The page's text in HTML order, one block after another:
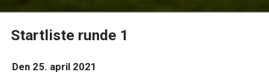
Startliste runde 1
Den 25. april 2021